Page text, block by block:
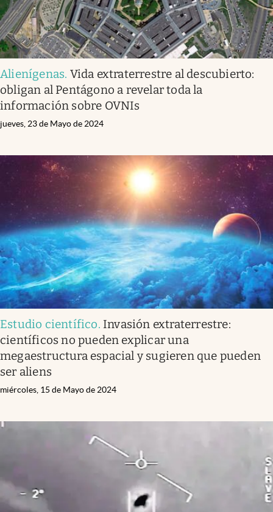
Alienígenas. Vida extraterrestre al descubierto:
obligan al Pentágono a revelar toda la
información sobre OVNIs
jueves, 23 de Mayo de 2024
Estudio científico. Invasión extraterrestre:
científicos no pueden explicar una
megaestructura espacial y sugieren que pueden
ser aliens
miércoles, 15 de Mayo de 2024